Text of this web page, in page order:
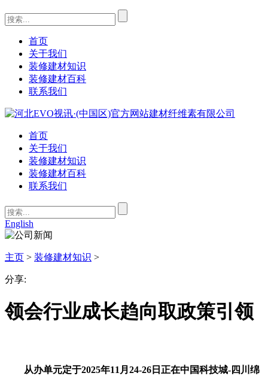
首页
关于我们
装修建材知识
装修建材百科
联系我们
首页
关于我们
装修建材知识
装修建材百科
联系我们
English
主页 > 装修建材知识 >
分享:
领会行业成长趋向取政策引领
从办单元定于2025年11月24-26日正在中国科技城-四川绵